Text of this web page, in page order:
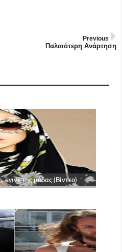
Previous
Παλαιότερη Ανάρτηση